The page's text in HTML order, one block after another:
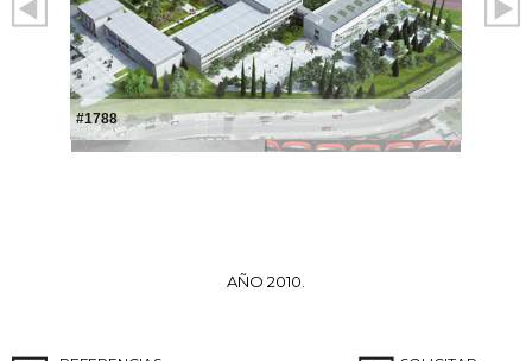
#1788
AÑO 2010.